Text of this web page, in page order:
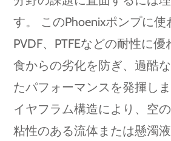
す。 このPhoenixポンプに使
PVDF、PTFEなどの耐性に
食からの劣化を防ぎ、過酷
たパフォーマンスを発揮し
イヤフラム構造により、空
粘性のある流体または懸濁